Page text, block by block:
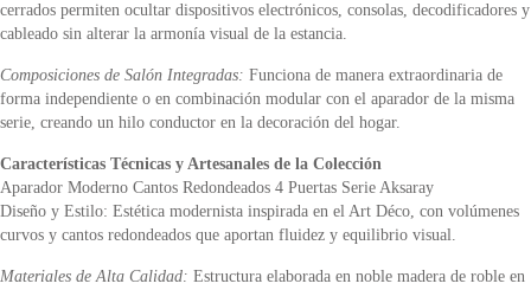
cerrados permiten ocultar dispositivos electrónicos, consolas, decodificadores y
cableado sin alterar la armonía visual de la estancia.
Composiciones de Salón Integradas: Funciona de manera extraordinaria de
forma independiente o en combinación modular con el aparador de la misma
serie, creando un hilo conductor en la decoración del hogar.
Características Técnicas y Artesanales de la Colección
Aparador Moderno Cantos Redondeados 4 Puertas Serie Aksaray
Diseño y Estilo: Estética modernista inspirada en el Art Déco, con volúmenes
curvos y cantos redondeados que aportan fluidez y equilibrio visual.
Materiales de Alta Calidad: Estructura elaborada en noble madera de roble en